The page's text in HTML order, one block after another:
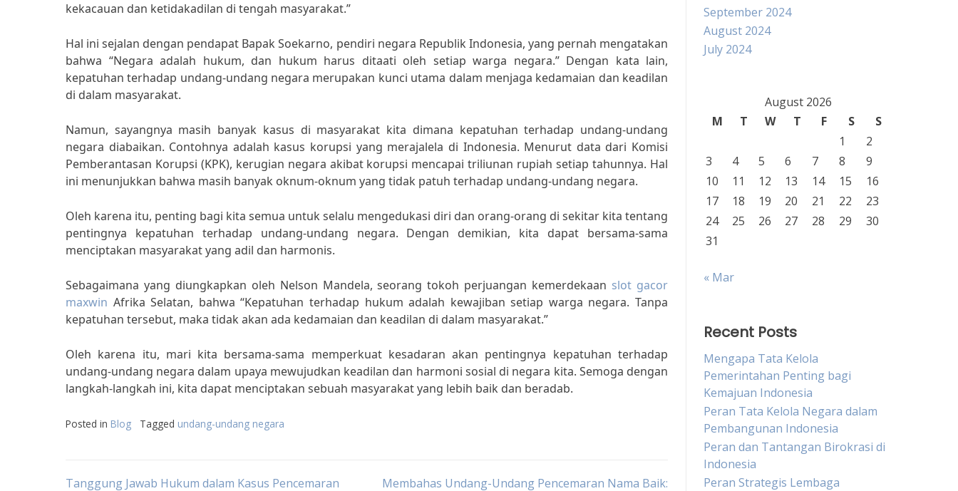
kekacauan dan ketidakadilan di tengah masyarakat.”
Hal ini sejalan dengan pendapat Bapak Soekarno, pendiri negara Republik Indonesia, yang pernah mengatakan
bahwa “Negara adalah hukum, dan hukum harus ditaati oleh setiap warga negara.” Dengan kata lain,
kepatuhan terhadap undang-undang negara merupakan kunci utama dalam menjaga kedamaian dan keadilan
di dalam masyarakat.
Namun, sayangnya masih banyak kasus di masyarakat kita dimana kepatuhan terhadap undang-undang
negara diabaikan. Contohnya adalah kasus korupsi yang merajalela di Indonesia. Menurut data dari Komisi
Pemberantasan Korupsi (KPK), kerugian negara akibat korupsi mencapai triliunan rupiah setiap tahunnya. Hal
ini menunjukkan bahwa masih banyak oknum-oknum yang tidak patuh terhadap undang-undang negara.
Oleh karena itu, penting bagi kita semua untuk selalu mengedukasi diri dan orang-orang di sekitar kita tentang
pentingnya kepatuhan terhadap undang-undang negara. Dengan demikian, kita dapat bersama-sama
menciptakan masyarakat yang adil dan harmonis.
Sebagaimana yang diungkapkan oleh Nelson Mandela, seorang tokoh perjuangan kemerdekaan slot gacor
maxwin Afrika Selatan, bahwa “Kepatuhan terhadap hukum adalah kewajiban setiap warga negara. Tanpa
kepatuhan tersebut, maka tidak akan ada kedamaian dan keadilan di dalam masyarakat.”
Oleh karena itu, mari kita bersama-sama memperkuat kesadaran akan pentingnya kepatuhan terhadap
undang-undang negara dalam upaya mewujudkan keadilan dan harmoni sosial di negara kita. Semoga dengan
langkah-langkah ini, kita dapat menciptakan sebuah masyarakat yang lebih baik dan beradab.
Posted in Blog Tagged undang-undang negara
Tanggung Jawab Hukum dalam Kasus Pencemaran
Membahas Undang-Undang Pencemaran Nama Baik:
September 2024
August 2024
July 2024
August 2026
M
T W T F S
S
1
2
3
4 5 6 7 8
9
10
11 12 13 14 15
16
17
18 19 20 21 22
23
24
25 26 27 28 29
30
31
« Mar
Recent Posts
Mengapa Tata Kelola
Pemerintahan Penting bagi
Kemajuan Indonesia
Peran Tata Kelola Negara dalam
Pembangunan Indonesia
Peran dan Tantangan Birokrasi di
Indonesia
Peran Strategis Lembaga